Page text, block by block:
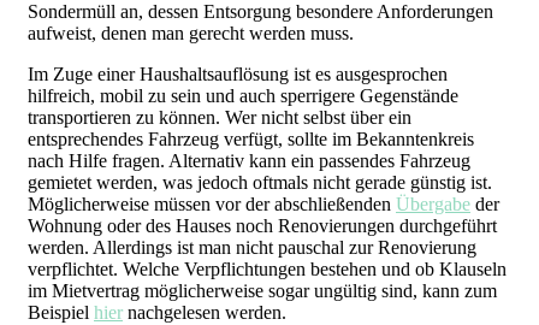
Sondermüll an, dessen Entsorgung besondere Anforderungen
aufweist, denen man gerecht werden muss.
Im Zuge einer Haushaltsauflösung ist es ausgesprochen
hilfreich, mobil zu sein und auch sperrigere Gegenstände
transportieren zu können. Wer nicht selbst über ein
entsprechendes Fahrzeug verfügt, sollte im Bekanntenkreis
nach Hilfe fragen. Alternativ kann ein passendes Fahrzeug
gemietet werden, was jedoch oftmals nicht gerade günstig ist.
Möglicherweise müssen vor der abschließenden Übergabe der
Wohnung oder des Hauses noch Renovierungen durchgeführt
werden. Allerdings ist man nicht pauschal zur Renovierung
verpflichtet. Welche Verpflichtungen bestehen und ob Klauseln
im Mietvertrag möglicherweise sogar ungültig sind, kann zum
Beispiel hier nachgelesen werden.